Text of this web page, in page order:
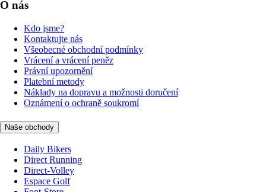
O nás
Kdo jsme?
Kontaktujte nás
Všeobecné obchodní podmínky
Vrácení a vrácení peněz
Právní upozornění
Platební metody
Náklady na dopravu a možnosti doručení
Oznámení o ochraně soukromí
Naše obchody
Daily Bikers
Direct Running
Direct-Volley
Espace Golf